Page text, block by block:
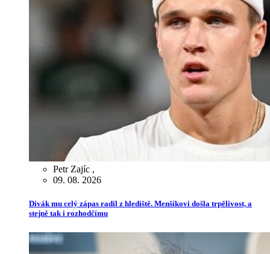
Petr Zajíc ,
09. 08. 2026
Divák mu celý zápas radil z hlediště. Menšíkovi došla trpělivost, a
stejně tak i rozhodčímu